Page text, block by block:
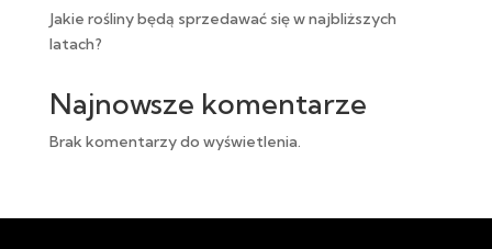
Jakie rośliny będą sprzedawać się w najbliższych
latach?
Najnowsze komentarze
Brak komentarzy do wyświetlenia.